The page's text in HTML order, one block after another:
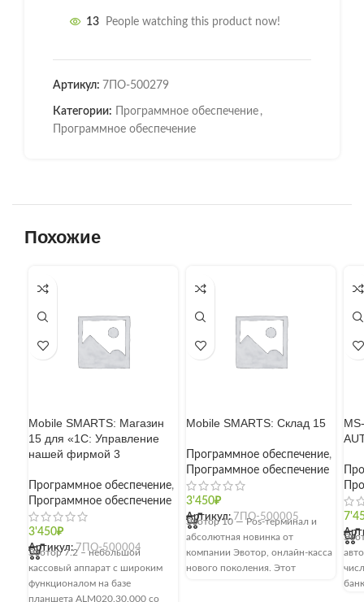
13 People watching this product now!
Артикул: 7ПО-500279
Категории: Программное обеспечение ,
Программное обеспечение
Похожие
Mobile SMARTS: Магазин
15 для «1С: Управление
нашей фирмой 3
Программное обеспечение,
Программное обеспечение
3'450₽
Артикул:7ПО-500004
Эвотор 7.2 – небольшой
кассовый аппарат с широким
функционалом на базе
планшета ALM020.30.000 со
Mobile SMARTS: Склад 15
Программное обеспечение,
Программное обеспечение
3'450₽
Артикул: 7ПО-500005
Эвотор 10 — Pos-терминал и
абсолютная новинка от
компании Эвотор, онлайн-касса
нового поколения. Этот